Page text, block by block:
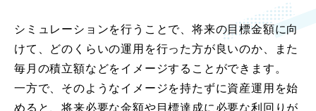
シミュレーションを行うことで、将来の目標金額に向
けて、どのくらいの運用を行った方が良いのか、また
毎月の積立額などをイメージすることができます。
一方で、そのようなイメージを持たずに資産運用を始
めると、将来必要な金額や目標達成に必要な利回りが